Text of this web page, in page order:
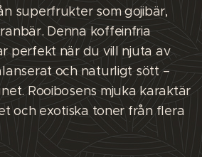
superfrukter som gojibär,
Denna koffeinfria
perfekt när du vill njuta av
och naturligt sött –
Rooibosens mjuka karaktär
och exotiska toner från flera